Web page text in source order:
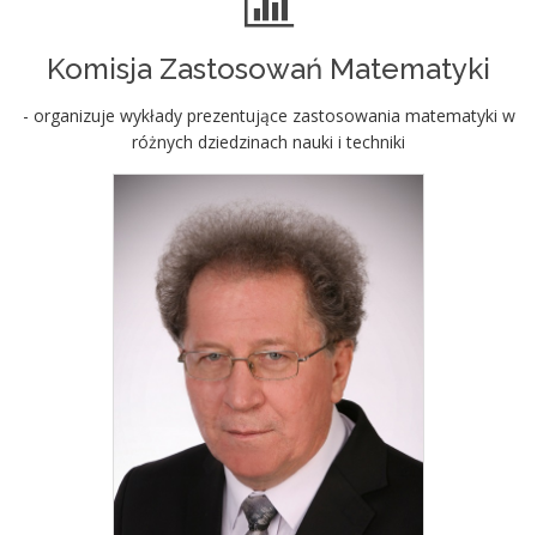
Komisja Zastosowań Matematyki
- organizuje wykłady prezentujące zastosowania matematyki w
różnych dziedzinach nauki i techniki